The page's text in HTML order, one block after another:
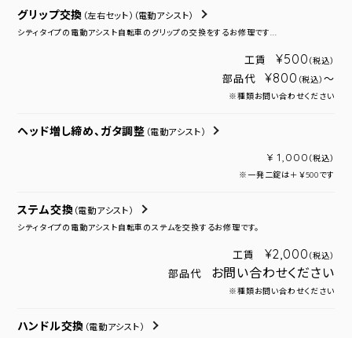
グリップ交換 （左右セット） （電動アシスト）
シティタイプの電動アシスト自転車のグリップの交換をするお修理です...
工賃 ¥500 （税込）
部品代 ¥800 （税込） ～
※種類お問い合わせください
ヘッド増し締め、ガタ調整 （電動アシスト）
¥ 1,000 （税込）
※一発二錠は＋￥500です
ステム交換 （電動アシスト）
シティタイプの電動アシスト自転車のステムを交換するお修理です。
工賃 ¥2,000 （税込）
部品代 お問い合わせください
※種類お問い合わせください
ハンドル交換 （電動アシスト）